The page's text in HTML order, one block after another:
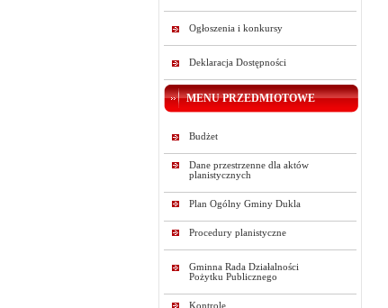
Ogłoszenia i konkursy
Deklaracja Dostępności
MENU PRZEDMIOTOWE
Budżet
Dane przestrzenne dla aktów
planistycznych
Plan Ogólny Gminy Dukla
Procedury planistyczne
Gminna Rada Działalności
Pożytku Publicznego
Kontrole